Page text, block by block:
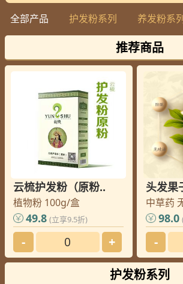
攀枝花封老师您的订单已发出, 请
北京
武老师您的订单已发出, 请查
您的订单已发出, 请查收
大连李老师您的订单已发出, 请查
您的订单已发出, 请查
北京黄老师您的订单已发出, 请查
菏泽王老师您的订单已发出, 请查
北京马老师您的订单已发出, 请查
郑州齐老师您的订单已发出, 请查
您的订单已发出, 请查
上饶洪老师您的订单已发出, 请查
上海
林老师
您的订单已发出, 请查
威海邢老师您的订单已发出, 请查
绵阳崔老师您的订单已发出, 请查
您的订单已发出, 请查收
全部产品 护发粉系列 养发粉系列
推荐商品
云梳护发粉（原粉..
植物粉 100g/盒
49.8 (立享9.5折)
- +
头发果
中草药
98.0
-
护发粉系列